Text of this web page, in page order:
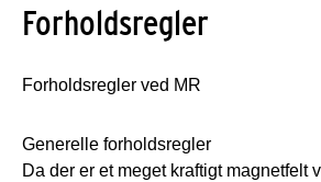
Forholdsregler
Forholdsregler ved MR
Generelle forholdsregler
Da der er et meget kraftigt magnetfelt